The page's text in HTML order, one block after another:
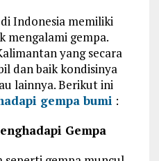
Indonesia memiliki
mengalami gempa.
yang secara
dan baik kondisinya
lainnya. Berikut ini
gempa bumi :
Gempa